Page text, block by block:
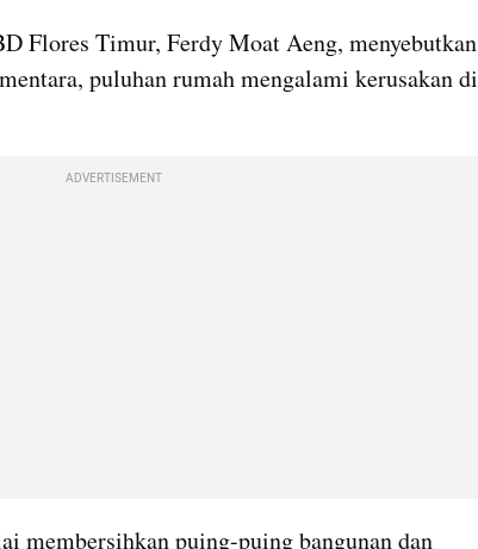
Flores Timur, Ferdy Moat Aeng, menyebutkan
puluhan rumah mengalami kerusakan di
ADVERTISEMENT
membersihkan puing-puing bangunan dan